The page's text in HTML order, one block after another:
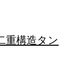
重構造タン